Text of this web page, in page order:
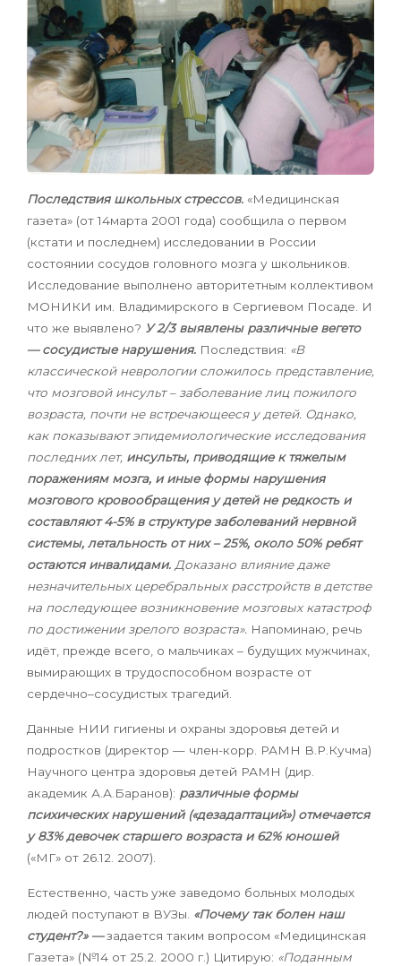
Последствия школьных стрессов. «Медицинская
газета» (от 14марта 2001 года) сообщила о первом
(кстати и последнем) исследовании в России
состоянии сосудов головного мозга у школьников.
Исследование выполнено авторитетным коллективом
МОНИКИ им. Владимирского в Сергиевом Посаде. И
что же выявлено? У 2/3 выявлены различные вегето
— сосудистые нарушения. Последствия: «В
классической неврологии сложилось представление,
что мозговой инсульт – заболевание лиц пожилого
возраста, почти не встречающееся у детей. Однако,
как показывают эпидемиологические исследования
последних лет, инсульты, приводящие к тяжелым
поражениям мозга, и иные формы нарушения
мозгового кровообращения у детей не редкость и
составляют 4-5% в структуре заболеваний нервной
системы, летальность от них – 25%, около 50% ребят
остаются инвалидами. Доказано влияние даже
незначительных церебральных расстройств в детстве
на последующее возникновение мозговых катастроф
по достижении зрелого возраста». Напоминаю, речь
идёт, прежде всего, о мальчиках – будущих мужчинах,
вымирающих в трудоспособном возрасте от
сердечно–сосудистых трагедий.
Данные НИИ гигиены и охраны здоровья детей и
подростков (директор — член-корр. РАМН В.Р.Кучма)
Научного центра здоровья детей РАМН (дир.
академик А.А.Баранов): различные формы
психических нарушений («дезадаптаций») отмечается
у 83% девочек старшего возраста и 62% юношей
(«МГ» от 26.12. 2007).
Естественно, часть уже заведомо больных молодых
людей поступают в ВУЗы. «Почему так болен наш
студент?» —задается таким вопросом «Медицинская
Газета» (№14 от 25.2. 2000 г.) Цитирую: «Поданным